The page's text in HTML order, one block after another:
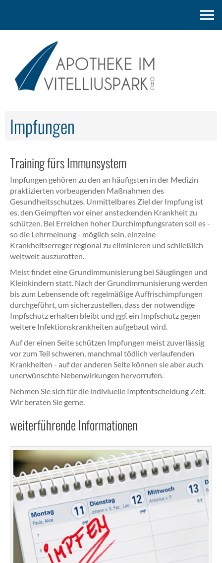
Impfungen
Training fürs Immunsystem
Impfungen gehören zu den an häufigsten in der Medizin
praktizierten vorbeugenden Maßnahmen des
Gesundheitsschutzes. Unmittelbares Ziel der Impfung ist
es, den Geimpften vor einer ansteckenden Krankheit zu
schützen. Bei Erreichen hoher Durchimpfungsraten soll es -
so die Lehrmeinung - möglich sein, einzelne
Krankheitserreger regional zu eliminieren und schließlich
weltweit auszurotten.
Meist findet eine Grundimmunisierung bei Säuglingen und
Kleinkindern statt. Nach der Grundimmunisierung werden
bis zum Lebensende oft regelmäßige Auffrischimpfungen
durchgeführt, um sicherzustellen, dass der notwendige
Impfschutz erhalten bleibt und ggf. ein Impfschutz gegen
weitere Infektionskrankheiten aufgebaut wird.
Auf der einen Seite schützen Impfungen meist zuverlässig
vor zum Teil schweren, manchmal tödlich verlaufenden
Krankheiten - auf der anderen Seite können sie aber auch
unerwünschte Nebenwirkungen hervorrufen.
Nehmen Sie sich für die indiviuelle Impfentscheidung Zeit.
Wir beraten Sie gerne.
weiterführende Informationen